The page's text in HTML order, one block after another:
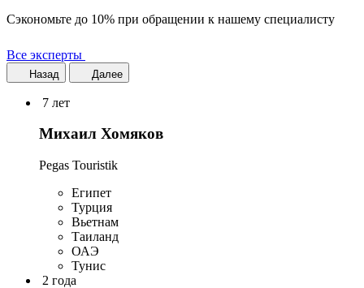
Сэкономьте до 10% при обращении к нашему специалисту
Все эксперты
Назад Далее
7 лет
Михаил Хомяков
Pegas Touristik
Египет
Турция
Вьетнам
Таиланд
ОАЭ
Тунис
2 года